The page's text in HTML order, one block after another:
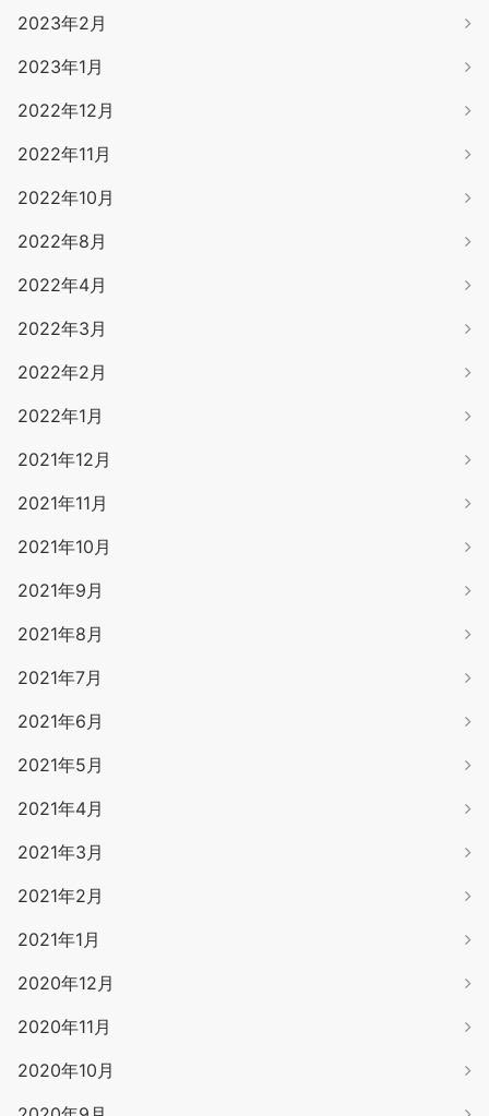
2023年2月
2023年1月
2022年12月
2022年11月
2022年10月
2022年8月
2022年4月
2022年3月
2022年2月
2022年1月
2021年12月
2021年11月
2021年10月
2021年9月
2021年8月
2021年7月
2021年6月
2021年5月
2021年4月
2021年3月
2021年2月
2021年1月
2020年12月
2020年11月
2020年10月